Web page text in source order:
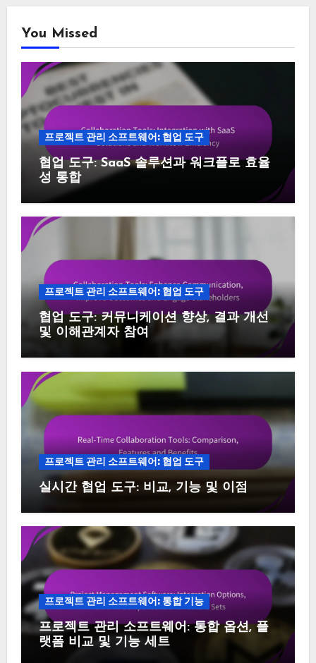
You Missed
프로젝트 관리 소프트웨어: 협업 도구
협업 도구: SaaS 솔루션과 워크플로 효율
성 통합
프로젝트 관리 소프트웨어: 협업 도구
협업 도구: 커뮤니케이션 향상, 결과 개선
및 이해관계자 참여
프로젝트 관리 소프트웨어: 협업 도구
실시간 협업 도구: 비교, 기능 및 이점
프로젝트 관리 소프트웨어: 통합 기능
프로젝트 관리 소프트웨어: 통합 옵션, 플
랫폼 비교 및 기능 세트